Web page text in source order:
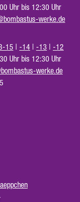
Uhr bis 12:30 Uhr
werke.de
15 | -14 | -13 | -12
Uhr bis 12:30 Uhr
werke.de